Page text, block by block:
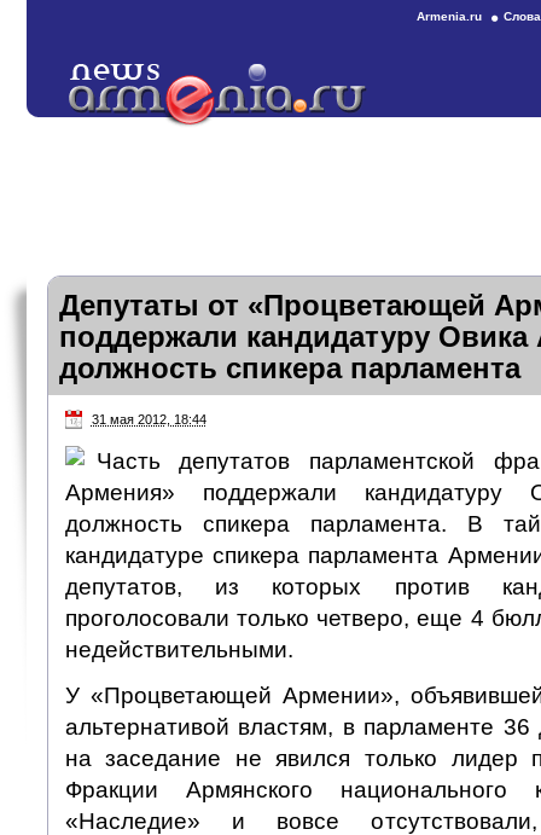
Armenia.ru
Депутаты от «Процветающей
поддержали кандидатуру
должность спикера парламента
31 мая 2012, 18:44
Часть депутатов парламентской
Армения» поддержали
должность спикера парламента. В
кандидатуре спикера парламента
депутатов, из которых против
проголосовали только четверо, еще 4
недействительными.
У «Процветающей Армении», объявившей
альтернативой властям, в парламенте 36
на заседание не явился только лидер
Фракции Армянского национального
«Наследие» и вовсе